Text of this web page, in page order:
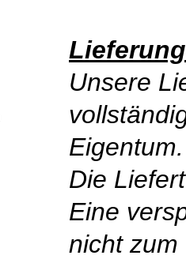
Lieferung
Unsere
Eigentum.
Die
Eine
nicht zum